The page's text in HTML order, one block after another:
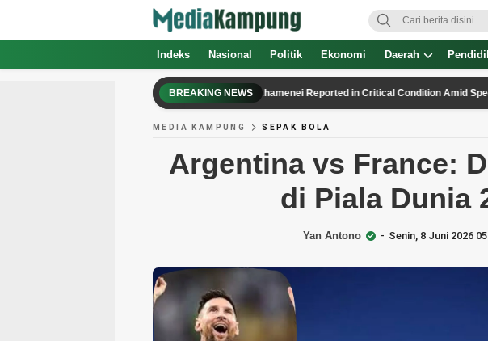
Indeks Nasional Politik Ekonomi Daerah
BREAKING NEWS
Iran’s Supreme Leader Mojtaba Khamenei Reported in Critical Condition Amid Speculations
MEDIA KAMPUNG SEPAK BOLA
Argentina vs France:
di Piala Dunia
Yan Antono Senin, 8 Juni 2026